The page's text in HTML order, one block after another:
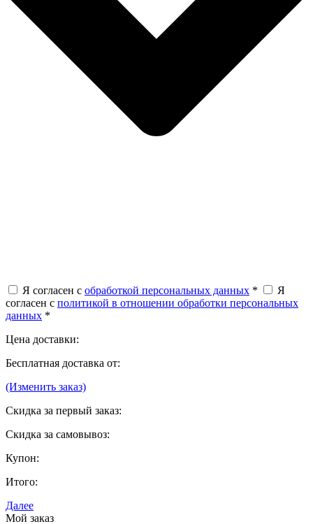
Я согласен с обработкой персональных данных *
Я
согласен с политикой в отношении обработки персональных
данных *
Цена доставки:
Бесплатная доставка от:
(Изменить заказ)
Скидка за первый заказ:
Скидка за самовывоз:
Купон:
Итого:
Далее
Мой заказ